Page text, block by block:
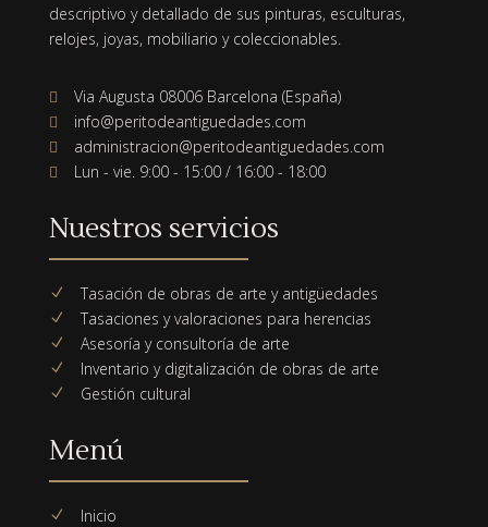
descriptivo y detallado de sus pinturas, esculturas,
relojes, joyas, mobiliario y coleccionables.
 Via Augusta 08006 Barcelona (España)
 info@peritodeantiguedades.com
 administracion@peritodeantiguedades.com
 Lun - vie. 9:00 - 15:00 / 16:00 - 18:00
Nuestros servicios
N Tasación de obras de arte y antigüedades
N Tasaciones y valoraciones para herencias
N Asesoría y consultoría de arte
N Inventario y digitalización de obras de arte
N Gestión cultural
Menú
N Inicio